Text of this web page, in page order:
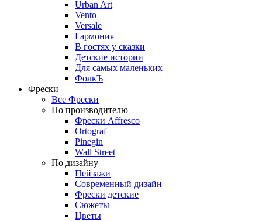
Urban Art
Vento
Versale
Гармония
В гостях у сказки
Детские истории
Для самых маленьких
ФолкЪ
Фрески
Все Фрески
По производителю
Фрески Affresco
Ortograf
Pinegin
Wall Street
По дизайну
Пейзажи
Современный дизайн
Фрески детские
Сюжеты
Цветы